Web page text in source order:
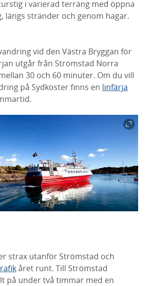
i varierad terräng med öppna
längs stränder och genom hagar.
vid den Västra Bryggan för
utgår från Strömstad Norra
30 och 60 minuter. Om du vill
på Sydkoster finns en linfärja
strax utanför Strömstad och
året runt. Till Strömstad
på under två timmar med en